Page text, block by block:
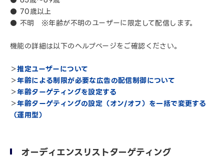
● 70歳以上
● 不明 ※年齢が不明のユーザーに限定して配信します。
機能の詳細は以下のヘルプページをご確認ください。
＞推定ユーザーについて
＞年齢による制限が必要な広告の配信制御について
＞年齢ターゲティングを設定する
＞年齢ターゲティングの設定（オン/オフ）を一括で変更する
（運用型）
オーディエンスリストターゲティング